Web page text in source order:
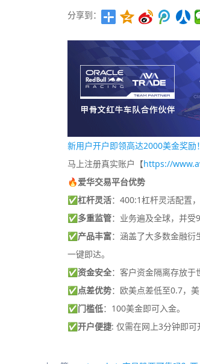
分享到：
新用户开户即领高达2000美金奖励！
马上注册真实账户【https://
🔥爱华交易平台优势
✅杠杆灵活：400:1杠杆灵活配置
✅多重监管：业务遍及全球，并受
✅产品丰富：涵盖了大多数金融
一键即达。
✅资金安全：客户资金隔离存放于
✅点差优势：欧美点差低至0.7，
✅门槛低：100美金即可入金。
✅开户便捷: 仅需在网上3分钟即可